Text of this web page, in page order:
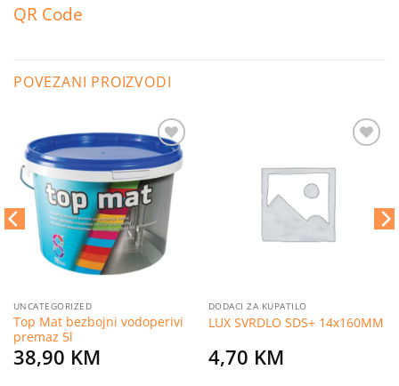
QR Code
POVEZANI PROIZVODI
Dodaj
na
listu
želja
UNCATEGORIZED
Top Mat bezbojni vodoperivi
premaz 5l
38,90 KM
DODACI ZA KUPATILO
LUX SVRDLO SDS+ 14x160MM
4,70 KM